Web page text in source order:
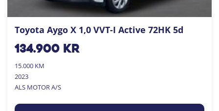
Toyota Aygo X 1,0 VVT-I Active 72HK 5d
134.900kr
15.000 KM
2023
ALS MOTOR A/S